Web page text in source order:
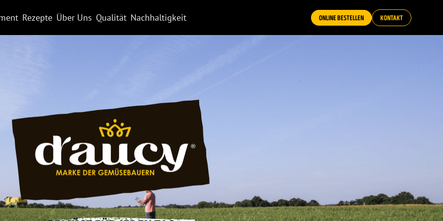
Rezepte Über Uns Qualität Nachhaltigkeit ONLINE BESTELLEN KONTAKT